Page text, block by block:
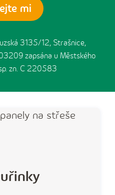
3135/12, Strašnice,
zapsána u Městského
zn. C 220583